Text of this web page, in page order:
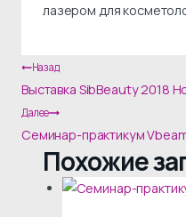
лазером для
Навигация
по
записям
Назад
Выставка SibBeauty 2018
Далее
Семинар-практикум
Похожие